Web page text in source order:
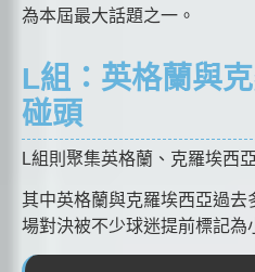
為本屆最大話題之一。
L組：英格蘭與
碰頭
L組則聚集英格蘭、克羅埃西
其中英格蘭與克羅埃西亞過
場對決被不少球迷提前標記為